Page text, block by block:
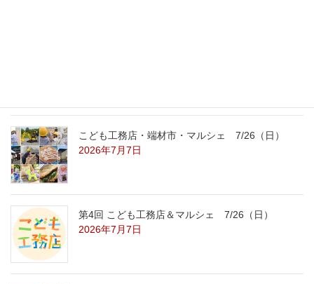
こども工務店・端材市・マルシェ 7/26（日）
2026年7月7日
第4回 こども工務店＆マルシェ 7/26（日）
2026年7月7日